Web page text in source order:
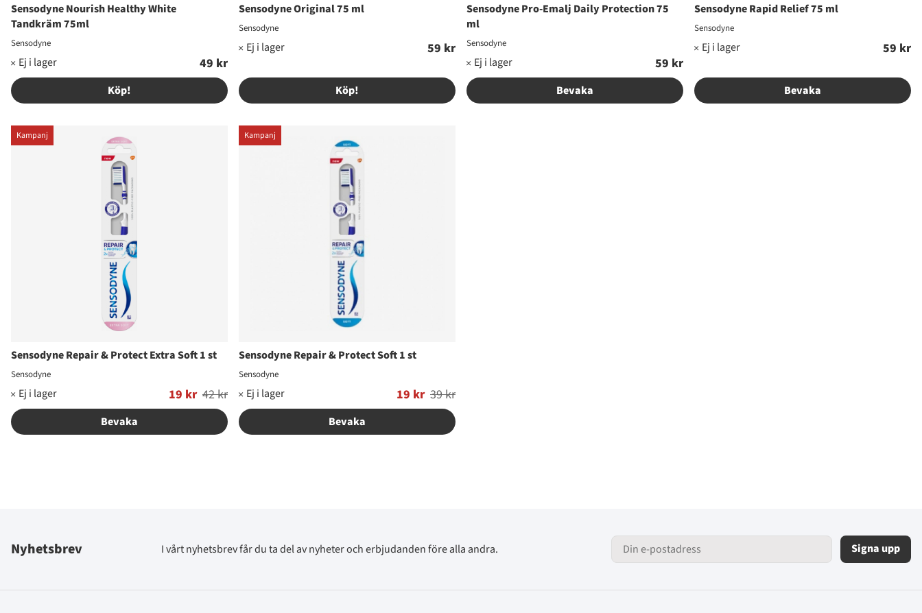
Sensodyne Nourish Healthy White
Tandkräm 75ml
Sensodyne
49 kr
Köp!
Sensodyne Original 75 ml
Sensodyne
59 kr
Köp!
Sensodyne Pro-Emalj Daily Protection 75
ml
Sensodyne
59 kr
Bevaka
Sensodyne Rapid Relief 75 ml
Sensodyne
59 kr
Bevaka
Kampanj
Sensodyne Repair & Protect Extra Soft 1 st
Sensodyne
19 kr
Ordinarie pris: 42 kr
Bevaka
Kampanj
Sensodyne Repair & Protect Soft 1 st
Sensodyne
19 kr
Ordinarie pris: 39 kr
Bevaka
Nyhetsbrev I vårt nyhetsbrev får du ta del av nyheter och erbjudanden före alla andra. Signa upp